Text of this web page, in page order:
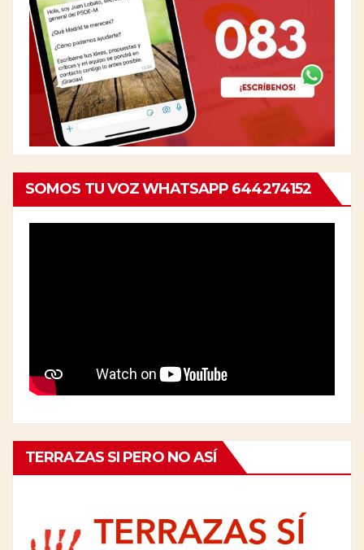
SOMOS TU VOZ WHATSAPP 644274152
TERRAZAS SI PERO NO ASÍ